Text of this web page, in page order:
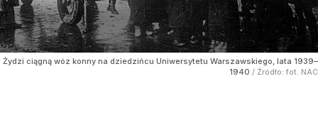
Żydzi ciągną wóz konny na dziedzińcu Uniwersytetu Warszawskiego, lata 1939–
1940 / Źródło:fot. NAC